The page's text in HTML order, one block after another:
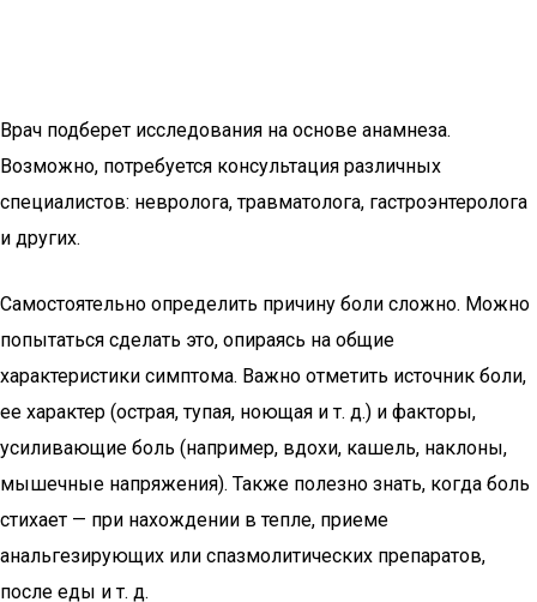
Врач подберет исследования на основе анамнеза.
Возможно, потребуется консультация различных
специалистов: невролога, травматолога, гастроэнтеролога
и других.
Самостоятельно определить причину боли сложно. Можно
попытаться сделать это, опираясь на общие
характеристики симптома. Важно отметить источник боли,
ее характер (острая, тупая, ноющая и т. д.) и факторы,
усиливающие боль (например, вдохи, кашель, наклоны,
мышечные напряжения). Также полезно знать, когда боль
стихает — при нахождении в тепле, приеме
анальгезирующих или спазмолитических препаратов,
после еды и т. д.